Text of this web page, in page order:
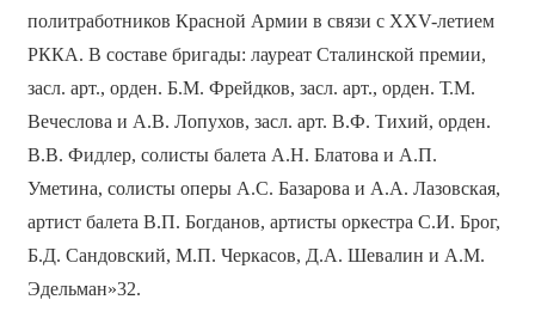
политработников Красной Армии в связи с XXV-летием
РККА. В составе бригады: лауреат Сталинской премии,
засл. арт., орден. Б.М. Фрейдков, засл. арт., орден. Т.М.
Вечеслова и А.В. Лопухов, засл. арт. В.Ф. Тихий, орден.
В.В. Фидлер, солисты балета А.Н. Блатова и А.П.
Уметина, солисты оперы А.С. Базарова и А.А. Лазовская,
артист балета В.П. Богданов, артисты оркестра С.И. Брог,
Б.Д. Сандовский, М.П. Черкасов, Д.А. Шевалин и А.М.
Эдельман»32.